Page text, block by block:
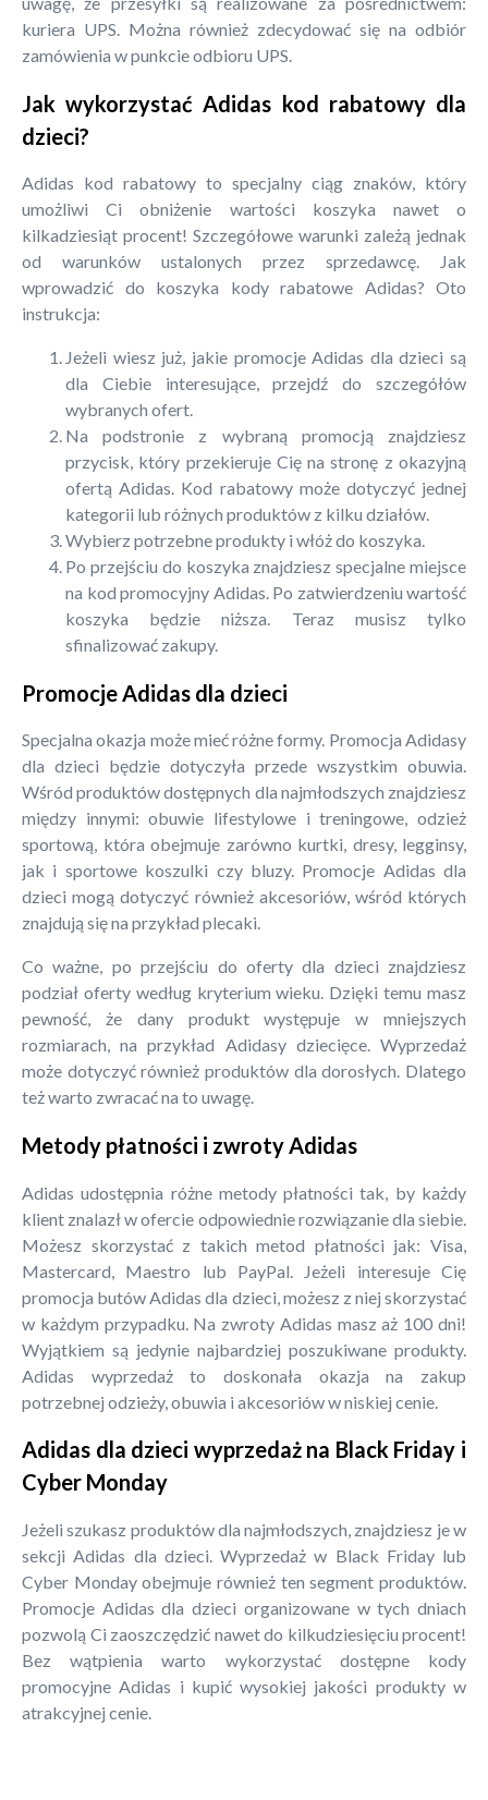
kuriera UPS. Można również zdecydować się na odbiór
zamówienia w punkcie odbioru UPS.
Jak wykorzystać Adidas kod rabatowy dla
dzieci?
Adidas kod rabatowy to specjalny ciąg znaków, który
umożliwi Ci obniżenie wartości koszyka nawet o
kilkadziesiąt procent! Szczegółowe warunki zależą jednak
od warunków ustalonych przez sprzedawcę. Jak
wprowadzić do koszyka kody rabatowe Adidas? Oto
instrukcja:
Jeżeli wiesz już, jakie promocje Adidas dla dzieci są
dla Ciebie interesujące, przejdź do szczegółów
wybranych ofert.
Na podstronie z wybraną promocją znajdziesz
przycisk, który przekieruje Cię na stronę z okazyjną
ofertą Adidas. Kod rabatowy może dotyczyć jednej
kategorii lub różnych produktów z kilku działów.
Wybierz potrzebne produkty i włóż do koszyka.
Po przejściu do koszyka znajdziesz specjalne miejsce
na kod promocyjny Adidas. Po zatwierdzeniu wartość
koszyka będzie niższa. Teraz musisz tylko
sfinalizować zakupy.
Promocje Adidas dla dzieci
Specjalna okazja może mieć różne formy. Promocja Adidasy
dla dzieci będzie dotyczyła przede wszystkim obuwia.
Wśród produktów dostępnych dla najmłodszych znajdziesz
między innymi: obuwie lifestylowe i treningowe, odzież
sportową, która obejmuje zarówno kurtki, dresy, legginsy,
jak i sportowe koszulki czy bluzy. Promocje Adidas dla
dzieci mogą dotyczyć również akcesoriów, wśród których
znajdują się na przykład plecaki.
Co ważne, po przejściu do oferty dla dzieci znajdziesz
podział oferty według kryterium wieku. Dzięki temu masz
pewność, że dany produkt występuje w mniejszych
rozmiarach, na przykład Adidasy dziecięce. Wyprzedaż
może dotyczyć również produktów dla dorosłych. Dlatego
też warto zwracać na to uwagę.
Metody płatności i zwroty Adidas
Adidas udostępnia różne metody płatności tak, by każdy
klient znalazł w ofercie odpowiednie rozwiązanie dla siebie.
Możesz skorzystać z takich metod płatności jak: Visa,
Mastercard, Maestro lub PayPal. Jeżeli interesuje Cię
promocja butów Adidas dla dzieci, możesz z niej skorzystać
w każdym przypadku. Na zwroty Adidas masz aż 100 dni!
Wyjątkiem są jedynie najbardziej poszukiwane produkty.
Adidas wyprzedaż to doskonała okazja na zakup
potrzebnej odzieży, obuwia i akcesoriów w niskiej cenie.
Adidas dla dzieci wyprzedaż na Black Friday i
Cyber Monday
Jeżeli szukasz produktów dla najmłodszych, znajdziesz je w
sekcji Adidas dla dzieci. Wyprzedaż w Black Friday lub
Cyber Monday obejmuje również ten segment produktów.
Promocje Adidas dla dzieci organizowane w tych dniach
pozwolą Ci zaoszczędzić nawet do kilkudziesięciu procent!
Bez wątpienia warto wykorzystać dostępne kody
promocyjne Adidas i kupić wysokiej jakości produkty w
atrakcyjnej cenie.